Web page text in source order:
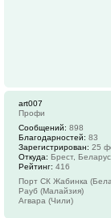
art007
Профи
Сообщений: 898
Благодарностей: 83
Зарегистрирован: 25
Откуда: Брест,
Рейтинг: 416
Порт СК Жабинка
Рауб (Малайзия)
Агвара (Чили)